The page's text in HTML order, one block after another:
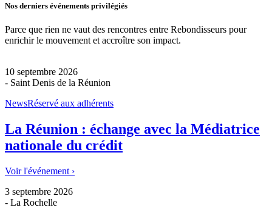
Nos derniers événements privilégiés
Parce que rien ne vaut des rencontres entre Rebondisseurs pour
enrichir le mouvement et accroître son impact.
10 septembre 2026
- Saint Denis de la Réunion
NewsRéservé aux adhérents
La Réunion : échange avec la Médiatrice
nationale du crédit
Voir l'événement ›
3 septembre 2026
- La Rochelle